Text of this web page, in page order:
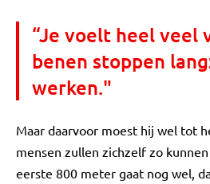
“Je voelt heel veel
benen stoppen
werken."
Maar daarvoor moest hij wel tot
mensen zullen zichzelf zo
eerste 800 meter gaat nog wel,